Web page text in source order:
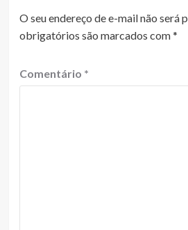
O seu endereço de e-mail não será
obrigatórios são marcados com*
Comentário *